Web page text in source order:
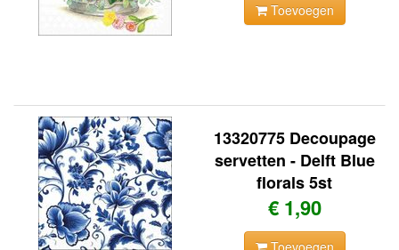
Toevoegen
13320775 Decoupage
servetten - Delft Blue
florals 5st
€ 1,90
Toevoegen